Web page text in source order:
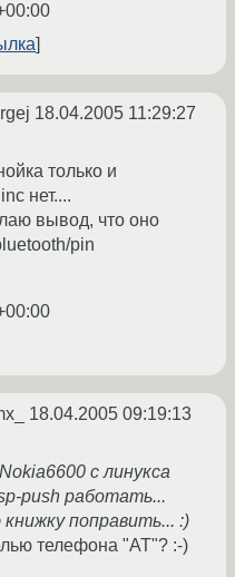
18.04.2005 11:29:27
только и
нет....
вывод, что оно
pin
18.04.2005 09:19:13
с линукса
push работать...
поправить... :)
телефона "AT"? :-)